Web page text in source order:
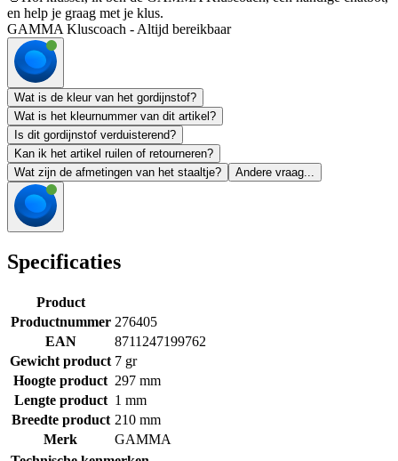
en help je graag met je klus.
GAMMA Kluscoach - Altijd bereikbaar
Wat is de kleur van het gordijnstof?
Wat is het kleurnummer van dit artikel?
Is dit gordijnstof verduisterend?
Kan ik het artikel ruilen of retourneren?
Wat zijn de afmetingen van het staaltje?
Andere vraag...
Specificaties
Product
Productnummer 276405
EAN
8711247199762
Gewicht product 7 gr
Hoogte product 297 mm
Lengte product 1 mm
Breedte product 210 mm
Merk
GAMMA